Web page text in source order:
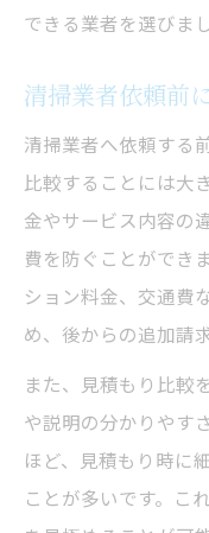
できる業者を選びま
清掃業者依頼前
清掃業者へ依頼する
比較することには大
金やサービス内容の
費を防ぐことができ
ション料金、交通費
め、後からの追加請
また、見積もり比較
や説明の分かりやす
ほど、見積もり時に
ことが多いです。こ